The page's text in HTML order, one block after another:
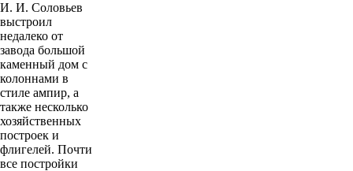
И. И. Соловьев
выстроил
недалеко от
завода большой
каменный дом с
колоннами в
стиле ампир, а
также несколько
хозяйственных
построек и
флигелей. Почти
все постройки